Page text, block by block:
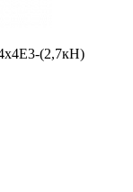
(2,7кН)